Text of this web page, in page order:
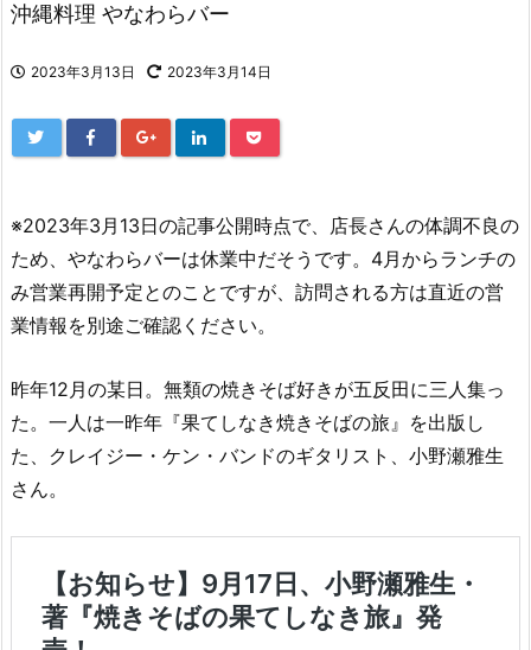
沖縄料理 やなわらバー
2023年3月13日 2023年3月14日
※2023年3月13日の記事公開時点で、店長さんの体調不良の
ため、やなわらバーは休業中だそうです。4月からランチの
み営業再開予定とのことですが、訪問される方は直近の営
業情報を別途ご確認ください。
昨年12月の某日。無類の焼きそば好きが五反田に三人集っ
た。一人は一昨年『果てしなき焼きそばの旅』を出版し
た、クレイジー・ケン・バンドのギタリスト、小野瀬雅生
さん。